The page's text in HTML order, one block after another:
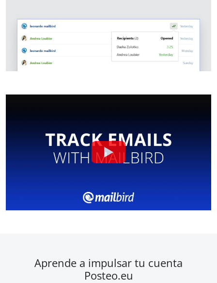
Aprende a impulsar tu cuenta
Posteo.eu